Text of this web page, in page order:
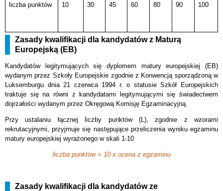
liczba punktów 10 30 45 60 80 90 100
Zasady kwalifikacji dla kandydatów z Maturą
Europejską (EB)
Kandydatów legitymujących się dyplomem matury europejskiej (EB)
wydanym przez Szkoły Europejskie zgodnie z Konwencją sporządzoną w
Luksemburgu dnia 21 czerwca 1994 r. o statusie Szkół Europejskich
traktuje się na równi z kandydatami legitymującymi się świadectwem
dojrzałości wydanym przez Okręgową Komisję Egzaminacyjną.
Przy ustalaniu łącznej liczby punktów (L), zgodnie z wzorami
rekrutacyjnymi, przyjmuje się następujące przeliczenia wyniku egzaminu
matury europejskiej wyrażonego w skali 1-10
liczba punktów = 10 x ocena z egzaminu
Zasady kwalifikacji dla kandydatów ze